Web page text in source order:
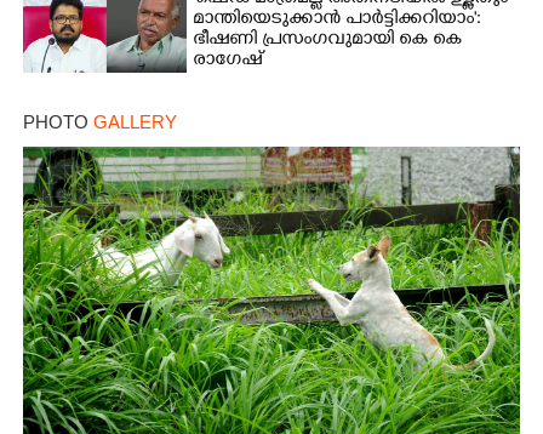
മാന്തിയെടുക്കാൻ പാർട്ടിക്കറിയാം':
ഭീഷണി പ്രസംഗവുമായി കെ കെ
രാഗേഷ്
PHOTO GALLERY